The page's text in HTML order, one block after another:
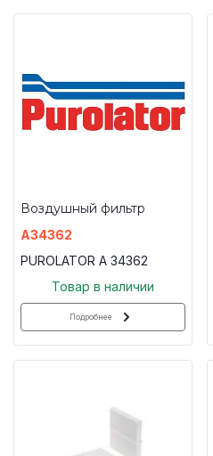
Воздушный фильтр
A34362
PUROLATOR A 34362
Товар в наличии
Подробнее